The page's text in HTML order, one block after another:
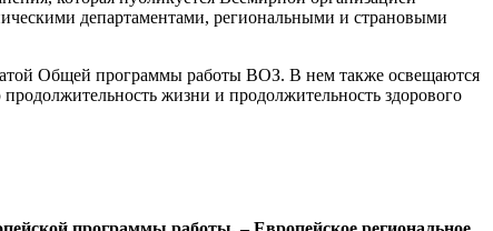
департаментами, региональными и страновыми
Общей программы работы ВОЗ. В нем также освещаются
жизни и продолжительность здорового